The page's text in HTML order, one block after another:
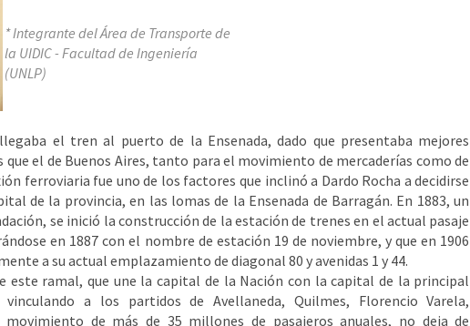
* Integrante del Área de Transporte de
la UIDIC - Facultad de Ingeniería
(UNLP)
el tren al puerto de la Ensenada, dado que presentaba mejores
el de Buenos Aires, tanto para el movimiento de mercaderías como de
ferroviaria fue uno de los factores que inclinó a Dardo Rocha a decidirse
de la provincia, en las lomas de la Ensenada de Barragán. En 1883, un
se inició la construcción de la estación de trenes en el actual pasaje
en 1887 con el nombre de estación 19 de noviembre, y que en 1906
a su actual emplazamiento de diagonal 80 y avenidas 1 y 44.
este ramal, que une la capital de la Nación con la capital de la principal
vinculando a los partidos de Avellaneda, Quilmes, Florencio Varela,
movimiento de más de 35 millones de pasajeros anuales, no deja de